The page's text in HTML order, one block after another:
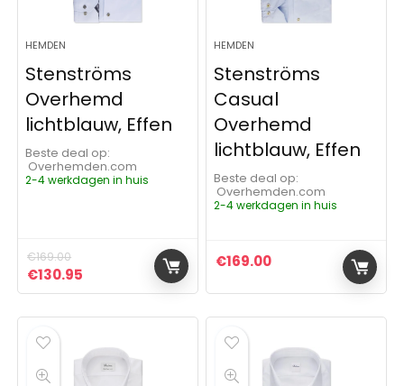
HEMDEN
Stenströms
Overhemd
lichtblauw, Effen
Beste deal op:
Overhemden.com
2-4 werkdagen in huis
€169.00
Oorspronkelijke prijs was: €169.00.
€130.95 Huidige prijs is: €130.95.
HEMDEN
Stenströms
Casual
Overhemd
lichtblauw, Effen
Beste deal op:
Overhemden.com
2-4 werkdagen in huis
€169.00